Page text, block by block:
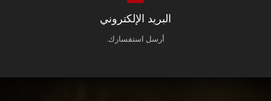
البريد الإلكتروني
أرسل استفسارك.